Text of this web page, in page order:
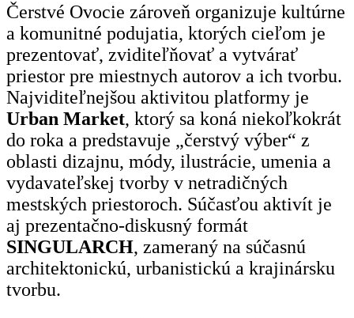
Čerstvé Ovocie zároveň organizuje kultúrne
a komunitné podujatia, ktorých cieľom je
prezentovať, zviditeľňovať a vytvárať
priestor pre miestnych autorov a ich tvorbu.
Najviditeľnejšou aktivitou platformy je
Urban Market, ktorý sa koná niekoľkokrát
do roka a predstavuje „čerstvý výber“ z
oblasti dizajnu, módy, ilustrácie, umenia a
vydavateľskej tvorby v netradičných
mestských priestoroch. Súčasťou aktivít je
aj prezentačno-diskusný formát
SINGULARCH, zameraný na súčasnú
architektonickú, urbanistickú a krajinársku
tvorbu.